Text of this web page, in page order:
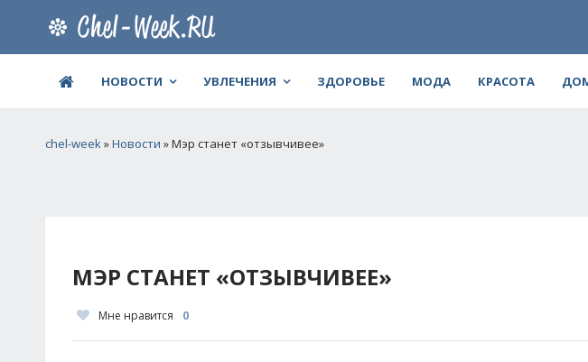
НОВОСТИ УВЛЕЧЕНИЯ ЗДОРОВЬЕ МОДА КРАСОТА
chel-week»Новости » Мэр станет «отзывчивее»
МЭР СТАНЕТ «ОТЗЫВЧИВЕЕ»
Мне нравится 0